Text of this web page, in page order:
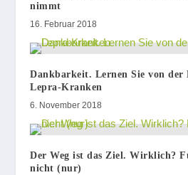
nimmt
16. Februar 2018
Dankbarkeit. Lernen Sie von der
Lepra-Kranken
6. November 2018
Der Weg ist das Ziel. Wirklich?
nicht (nur)